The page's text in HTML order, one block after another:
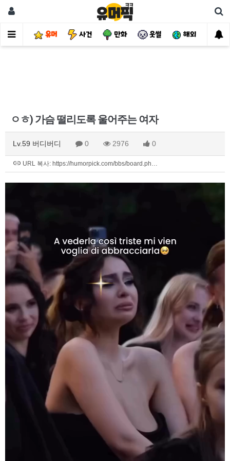
유머 사건 만화 웃썰 해외 핫
ㅇㅎ) 가슴 떨리도록 울어주는 여자
Lv.59 버디버디 0 2976 0
URL 복사: https://humorpick.com/bbs/board.ph…